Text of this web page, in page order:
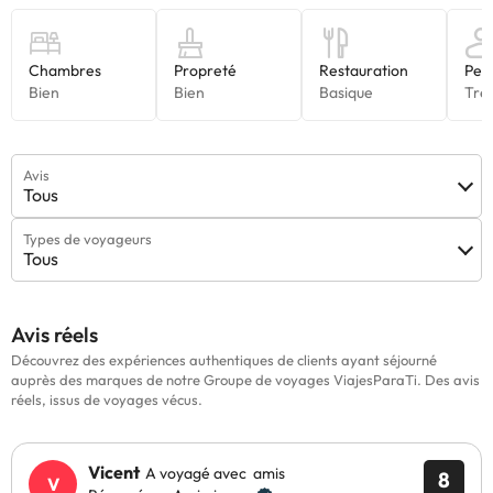
Avis
Tous
Types de voyageurs
Tous
Avis réels
Découvrez des expériences authentiques de clients ayant séjourné
auprès des marques de notre Groupe de voyages ViajesParaTi. Des avis
réels, issus de voyages vécus.
8
Vicent A voyagé avec amis